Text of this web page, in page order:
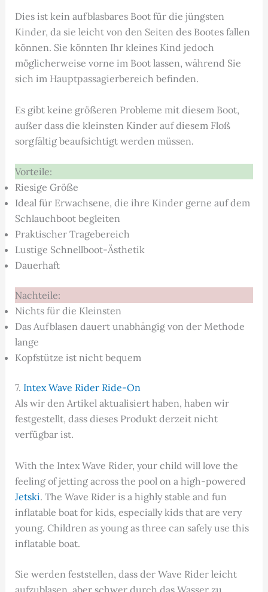
Dies ist kein aufblasbares Boot für die jüngsten
Kinder, da sie leicht von den Seiten des Bootes fallen
können. Sie könnten Ihr kleines Kind jedoch
möglicherweise vorne im Boot lassen, während Sie
sich im Hauptpassagierbereich befinden.
Es gibt keine größeren Probleme mit diesem Boot,
außer dass die kleinsten Kinder auf diesem Floß
sorgfältig beaufsichtigt werden müssen.
Vorteile:
Riesige Größe
Ideal für Erwachsene, die ihre Kinder gerne auf dem
Schlauchboot begleiten
Praktischer Tragebereich
Lustige Schnellboot-Ästhetik
Dauerhaft
Nachteile:
Nichts für die Kleinsten
Das Aufblasen dauert unabhängig von der Methode
lange
Kopfstütze ist nicht bequem
7. Intex Wave Rider Ride-On
Als wir den Artikel aktualisiert haben, haben wir
festgestellt, dass dieses Produkt derzeit nicht
verfügbar ist.
With the Intex Wave Rider, your child will love the
feeling of jetting across the pool on a high-powered
Jetski. The Wave Rider is a highly stable and fun
inflatable boat for kids, especially kids that are very
young. Children as young as three can safely use this
inflatable boat.
Sie werden feststellen, dass der Wave Rider leicht